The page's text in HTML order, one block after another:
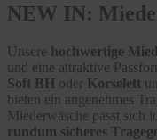
NEW IN:
Unsere hochwertige
und eine attraktive
Soft BH oder Korselett
bieten ein angenehmes
Miederwäsche passt sich
rundum sicheres